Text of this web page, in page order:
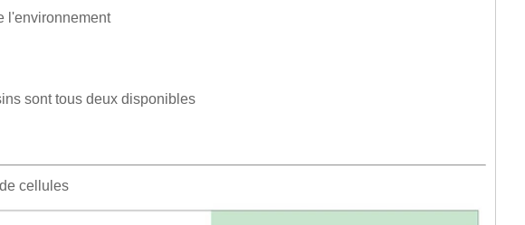
l'environnement
sont tous deux disponibles
cellules